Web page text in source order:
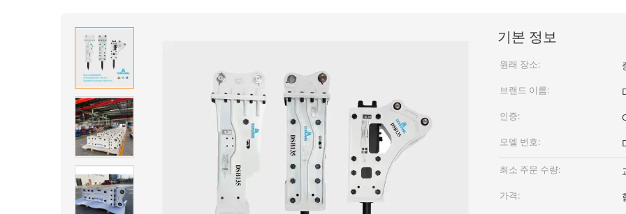
기본 정보
원래 장소:
브랜드 이름:
인증:
모델 번호:
최소 주문 수량:
가격: